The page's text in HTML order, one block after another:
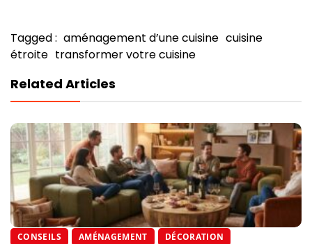
Tagged : aménagement d’une cuisine cuisine
étroite transformer votre cuisine
Related Articles
CONSEILS AMÉNAGEMENT DÉCORATION